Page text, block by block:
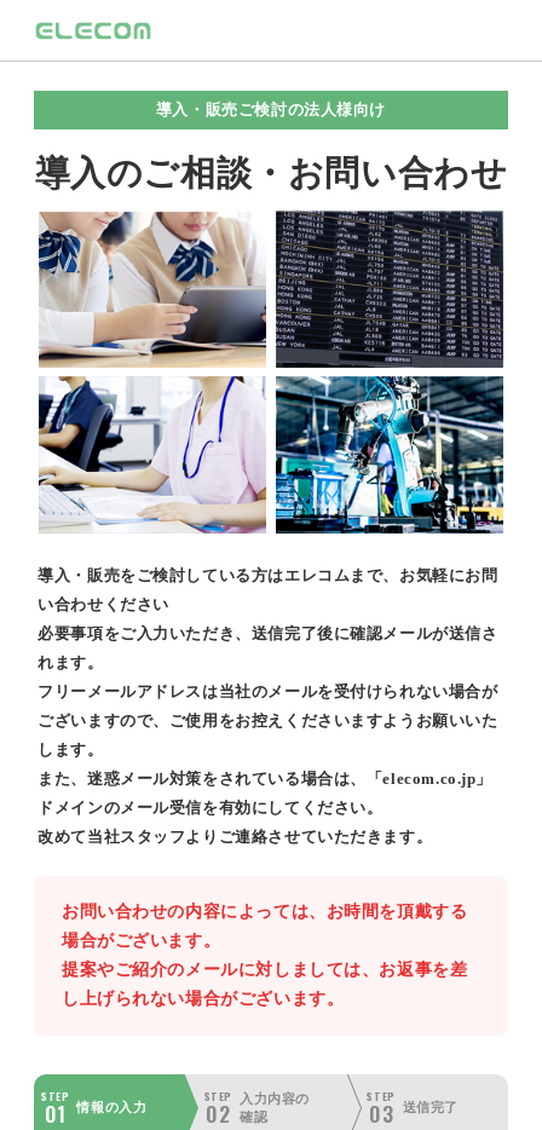
導入・販売ご検討の法人様向け
導入のご相談・お問い合わせ
導入・販売をご検討している方はエレコムまで、お気軽にお問
い合わせください
必要事項をご入力いただき、送信完了後に確認メールが送信さ
れます。
フリーメールアドレスは当社のメールを受付けられない場合が
ございますので、ご使用をお控えくださいますようお願いいた
します。
また、迷惑メール対策をされている場合は、「elecom.co.jp」
ドメインのメール受信を有効にしてください。
改めて当社スタッフよりご連絡させていただきます。
お問い合わせの内容によっては、お時間を頂戴する
場合がございます。
提案やご紹介のメールに対しましては、お返事を差
し上げられない場合がございます。
STEP
01 情報の入力
STEP
02
入力内容の
確認
STEP
03 送信完了